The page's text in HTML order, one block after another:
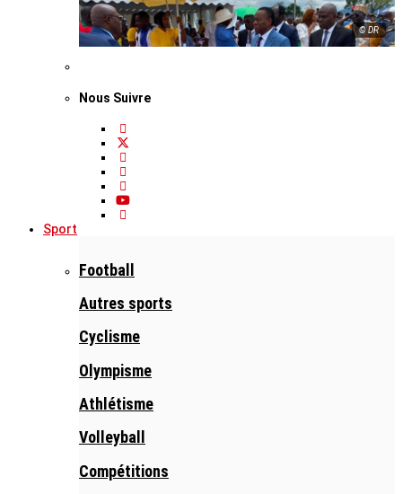
© DR
Nous Suivre
Sport
Football
Autres sports
Cyclisme
Olympisme
Athlétisme
Volleyball
Compétitions